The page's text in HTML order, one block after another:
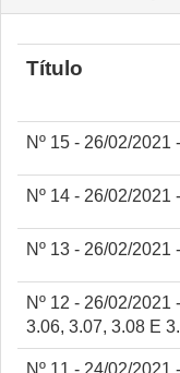
Título
Nº 15 - 26/02/
Nº 14 - 26/02/
Nº 13 - 26/02/
Nº 12 - 26/02/
3.06, 3.07, 3.08 E
Nº 11 - 24/02/